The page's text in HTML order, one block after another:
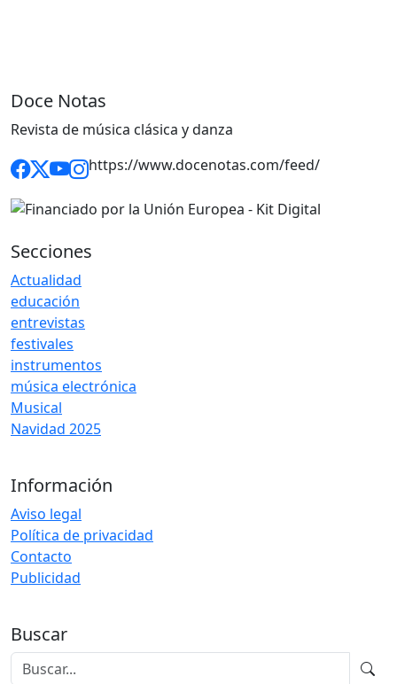
Doce Notas
Revista de música clásica y danza
https://www.docenotas.com/feed/
Secciones
Actualidad
educación
entrevistas
festivales
instrumentos
música electrónica
Musical
Navidad 2025
Información
Aviso legal
Política de privacidad
Contacto
Publicidad
Buscar